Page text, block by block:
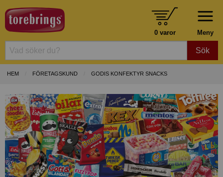
Meny
0 varor
Sök
HEM FÖRETAGSKUND GODIS KONFEKTYR SNACKS